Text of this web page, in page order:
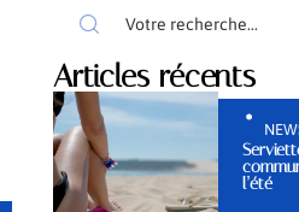
Articles récents
l’été